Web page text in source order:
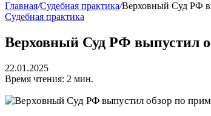
Главная/Судебная практика/Верховный Суд РФ
Судебная практика
Верховный Суд РФ выпустил
22.01.2025
Время чтения: 2 мин.